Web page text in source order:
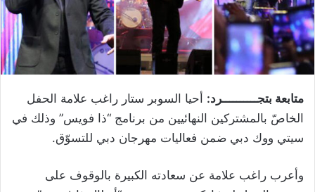
متابعة بتجــــــــــرد: أحيا السوبر ستار راغب علامة الحفل
الخاصّ بالمشتركين النهائيين من برنامج “ذا فويس” وذلك في
سيتي ووك دبي ضمن فعاليات مهرجان دبي للتسوّق.
وأعرب راغب علامة عن سعادته الكبيرة بالوقوف على